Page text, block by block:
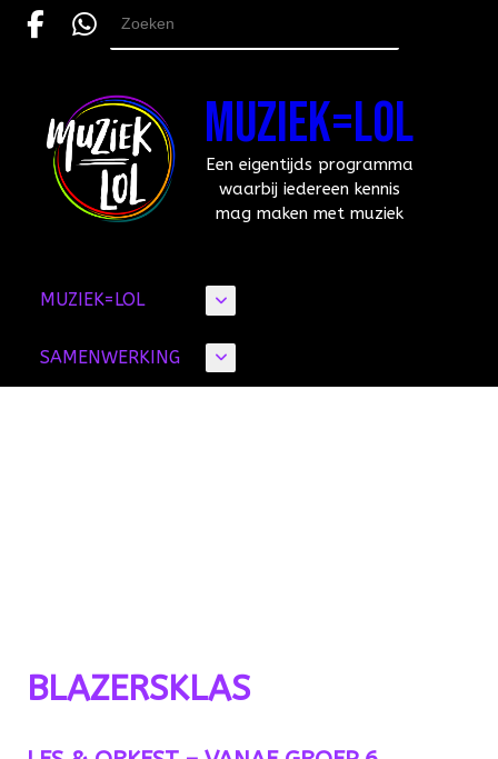
Skip
MUZIEK=LOL
Een eigentijds programma
waarbij iedereen kennis
mag maken met muziek
MUZIEK=LOL
SAMENWERKING
BLAZERSKLAS